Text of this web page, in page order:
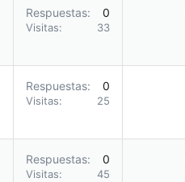
Respuestas 0
Visitas 33
Respuestas 0
Visitas 25
Respuestas 0
Visitas 45